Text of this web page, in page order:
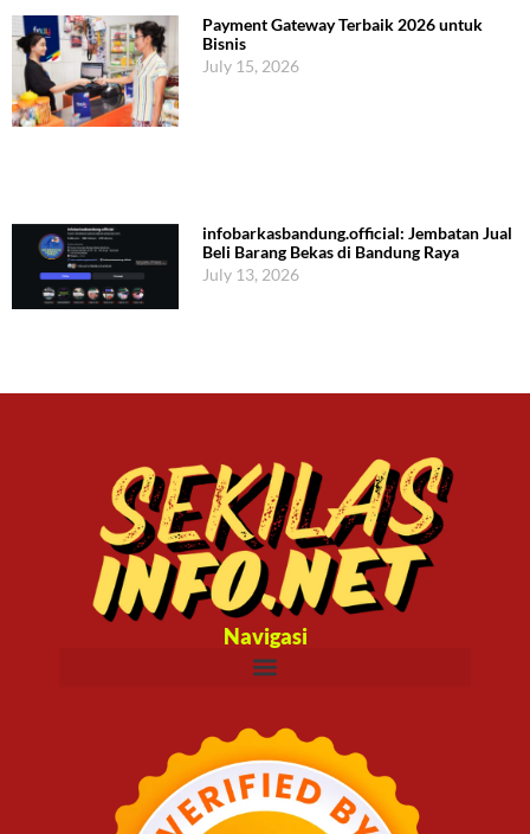
Payment Gateway Terbaik 2026 untuk
Bisnis
July 15, 2026
infobarkasbandung.official: Jembatan Jual
Beli Barang Bekas di Bandung Raya
July 13, 2026
Navigasi